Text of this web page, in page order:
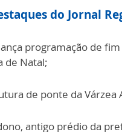
do Jornal
programação de
de Natal;
de ponte da
antigo prédio da